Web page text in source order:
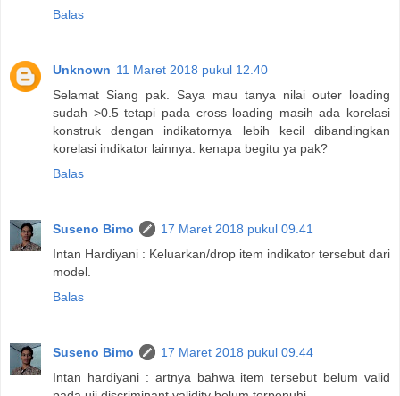
Balas
Unknown 11 Maret 2018 pukul 12.40
Selamat Siang pak. Saya mau tanya nilai outer loading
sudah >0.5 tetapi pada cross loading masih ada korelasi
konstruk dengan indikatornya lebih kecil dibandingkan
korelasi indikator lainnya. kenapa begitu ya pak?
Balas
Suseno Bimo
17 Maret 2018 pukul 09.41
Intan Hardiyani : Keluarkan/drop item indikator tersebut dari
model.
Balas
Suseno Bimo
17 Maret 2018 pukul 09.44
Intan hardiyani : artnya bahwa item tersebut belum valid